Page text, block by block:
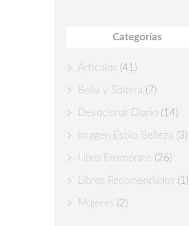
Categorías
Articulos (41)
Bella y Soltera (7)
Devocional Diario (14)
Imagen Estilo Belleza (3)
Libro Enamórate (26)
Libros Recomendados (1)
Mujeres (2)